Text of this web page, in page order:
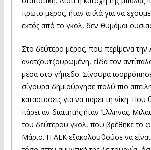
πρώτο μέρος, ήταν απλά για να
εκτός από το γκολ, δεν θυμάμαι
Στο δεύτερο μέρος, που περίμενα την
ανατζουτζουρωμένη, είδα τον
μέσα στο γήπεδο. Σίγουρα
σίγουρα δημιούργησε πολύ πιο
καταστάσεις για να πάρει τη νίκη. Που
πάρει αν διαιτητής ήταν Έλληνας.
του δεύτερου γκολ, που βρέθηκε το
Μάριο. Η ΑΕΚ εξακολουθούσε να